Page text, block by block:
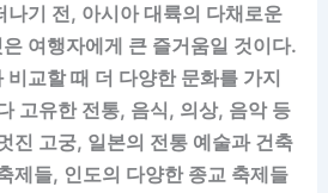
나기 전, 아시아 대륙의 다채로운
여행자에게 큰 즐거움일 것이다.
교할 때 더 다양한 문화를 가지
고유한 전통, 음식, 의상, 음악 등
진 고궁, 일본의 전통 예술과 건축
제들, 인도의 다양한 종교 축제들